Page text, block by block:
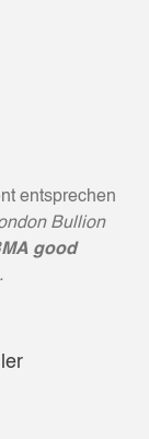
entsprechen
Bullion
good